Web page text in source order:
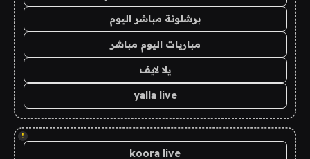
برشلونة مباشر اليوم
مباريات اليوم مباشر
يلا لايف
yalla live
!
koora live